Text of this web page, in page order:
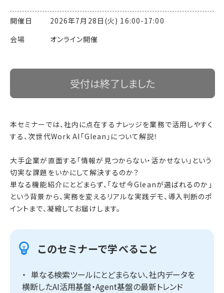
開催日 2026年7月28日(火) 16:00-17:00
会場 オンライン開催
受付は終了しました
本セミナーでは、社内に点在するナレッジを業務で活用しやすく
する、次世代Work AI「Glean」について解説！
大手企業が直面する「情報が見つからない・活かせない」という
切実な課題をいかにして解決するのか？
単なる機能紹介にとどまらず、「なぜ今Gleanが選ばれるのか」
という背景から、実務を変えるリアルな実践デモ、導入判断のポ
イントまで、凝縮してお届けします。
このセミナーで学べること
単なる検索ツールにとどまらない、社内データを
横断したAI活用基盤・Agent基盤の最新トレンド